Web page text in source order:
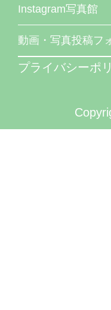
Instagram写真館
動画・写真投稿フ
プライバシーポ